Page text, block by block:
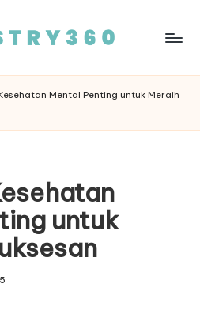
Mental Penting untuk Meraih
untuk